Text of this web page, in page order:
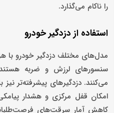
را ناکام می‌گذارد.
استفاده از دزدگیر خودرو
سنسورهای لرزش و ضربه
می‌کنند. دزدگیرهای پیشرفته‌تر نیز
امکان قفل مرکزی و هشدار
کاهش آمار سرقت‌های